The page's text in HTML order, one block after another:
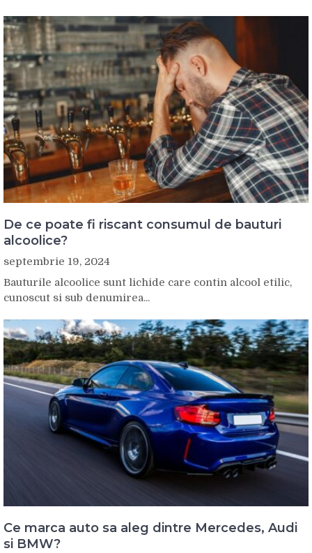
De ce poate fi riscant consumul de bauturi
alcoolice?
septembrie 19, 2024
Bauturile alcoolice sunt lichide care contin alcool etilic,
cunoscut si sub denumirea...
Ce marca auto sa aleg dintre Mercedes, Audi
si BMW?